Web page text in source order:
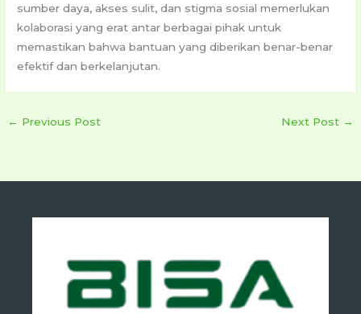
sumber daya, akses sulit, dan stigma sosial memerlukan
kolaborasi yang erat antar berbagai pihak untuk
memastikan bahwa bantuan yang diberikan benar-benar
efektif dan berkelanjutan.
← Previous Post Next Post →